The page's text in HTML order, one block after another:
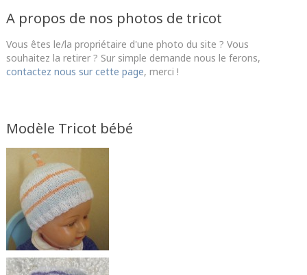
A propos de nos photos de tricot
Vous êtes le/la propriétaire d'une photo du site ? Vous
souhaitez la retirer ? Sur simple demande nous le ferons,
contactez nous sur cette page, merci !
Modèle Tricot bébé